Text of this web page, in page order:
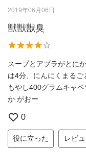
2019年06月06日
獣獣獣臭
スープとアブラがとに
は4分、にんにくまるご
もやし400グラムキャ
か がおー
0
役に立った レビ